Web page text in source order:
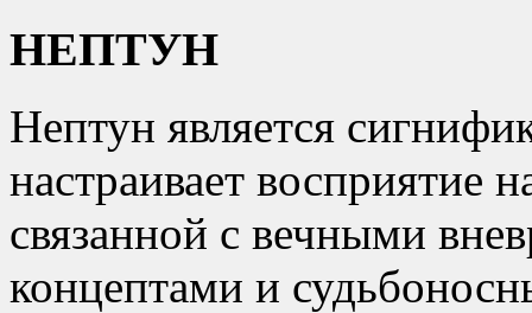
НЕПТУН
Нептун является
настраивает восприятие
связанной с вечными
концептами и